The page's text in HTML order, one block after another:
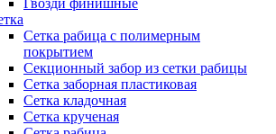
Гвозди финишные
Сетка рабица с полимерным
покрытием
Секционный забор из сетки рабицы
Сетка заборная пластиковая
Сетка кладочная
Сетка крученая